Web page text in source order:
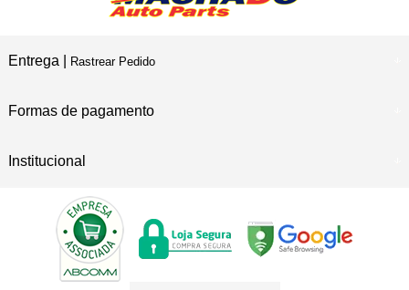
Entrega | Rastrear Pedido
Formas de pagamento
Institucional